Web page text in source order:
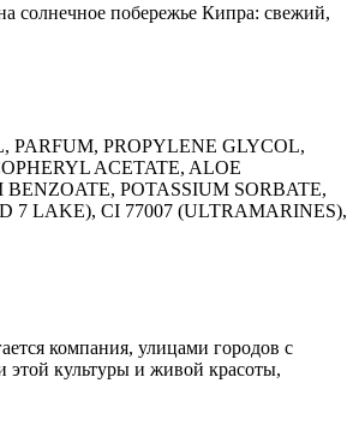
солнечное побережье Кипра: свежий,
PROPYLENE GLYCOL,
ACETATE, ALOE
POTASSIUM SORBATE,
7 LAKE), CI 77007 (ULTRAMARINES),
компания, улицами городов с
этой культуры и живой красоты,